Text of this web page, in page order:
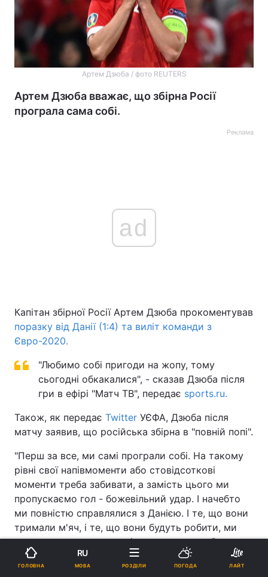
Артем Дзюба / фото REUTERS
Артем Дзюба вважає, що збірна Росії
програла сама собі.
Реклама
ad
Капітан збірної Росії Артем Дзюба прокоментував
поразку від Данії (1:4) та виліт команди з
Євро-2020.
"Любимо собі пригоди на жопу, тому
сьогодні обкакалися", - сказав Дзюба після
гри в ефірі "Матч ТВ", передає sports.ru.
Також, як передає Twitter УЄФА, Дзюба після
матчу заявив, що російська збірна в "повній попі".
"Перш за все, ми самі програли собі. На такому
рівні свої напівмоменти або стовідсоткові
моменти треба забивати, а замість цього ми
пропускаємо гол - божевільний удар. І начебто
ми повністю справлялися з Данією. І те, що вони
тримали м'яч, і те, що вони будуть робити, ми
все це прекрасно розуміли, знали та розбирали
досконально.
ГОЛОВНА
RU
МОВА РОЗДІЛИ ПОГОДА ЛАЙТ